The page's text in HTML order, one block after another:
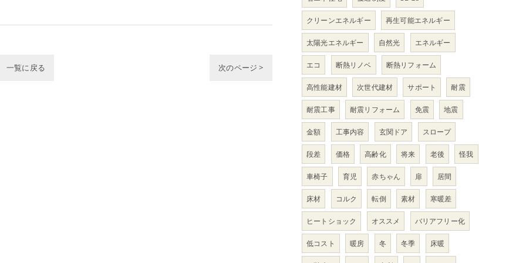
一覧に戻る 次のページ >
クリーンエネルギー 再生可能エネルギー
太陽光エネルギー 自然光 エネルギー
エコ 断熱リノベ 断熱リフォーム
高性能建材 次世代建材 サポート 耐震
耐震工事 耐震リフォーム 免震 地震
金額 工事内容 玄関ドア スロープ
段差 価格 高齢化 将来 老後 怪我
車椅子 育児 赤ちゃん 扉 居間
床材 コルク 転倒 素材 寒暖差
ヒートショック オススメ バリアフリー化
低コスト 暖房 冬 冬季 床暖